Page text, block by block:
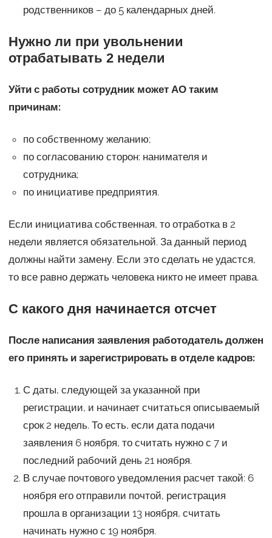
родственников – до 5 календарных дней.
Нужно ли при увольнении
отрабатывать 2 недели
Уйти с работы сотрудник может АО таким
причинам:
по собственному желанию;
по согласованию сторон: нанимателя и
сотрудника;
по инициативе предприятия.
Если инициатива собственная, то отработка в 2
недели является обязательной. За данный период
должны найти замену. Если это сделать не удастся,
то все равно держать человека никто не имеет права.
С какого дня начинается отсчет
После написания заявления работодатель должен
его принять и зарегистрировать в отделе кадров:
С даты, следующей за указанной при
регистрации, и начинает считаться описываемый
срок 2 недель. То есть, если дата подачи
заявления 6 ноября, то считать нужно с 7 и
последний рабочий день 21 ноября.
В случае почтового уведомления расчет такой: 6
ноября его отправили почтой, регистрация
прошла в организации 13 ноября, считать
начинать нужно с 19 ноября.